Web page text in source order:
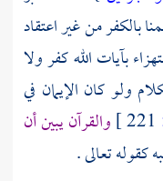
بالكفر من غير اعتقاد
بآيات الله كفر ولا
ولو كان الإيمان في
والقرآن يبين أن
كقوله تعالى .